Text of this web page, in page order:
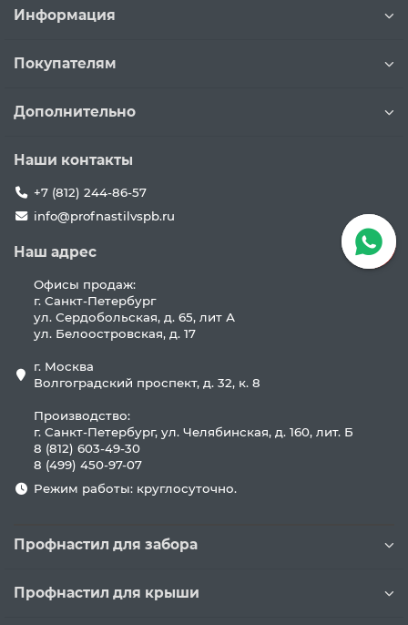
Информация
Покупателям
Дополнительно
Наши контакты
+7 (812) 244-86-57
info@profnastilvspb.ru
Наш адрес
Офисы продаж:
г. Санкт-Петербург
ул. Сердобольская, д. 65, лит А
ул. Белоостровская, д. 17
г. Москва
Волгоградский проспект, д. 32, к. 8
Производство:
г. Санкт-Петербург, ул. Челябинская, д. 160, лит. Б
8 (812) 603-49-30
8 (499) 450-97-07
Режим работы: круглосуточно.
Профнастил для забора
Профнастил для крыши